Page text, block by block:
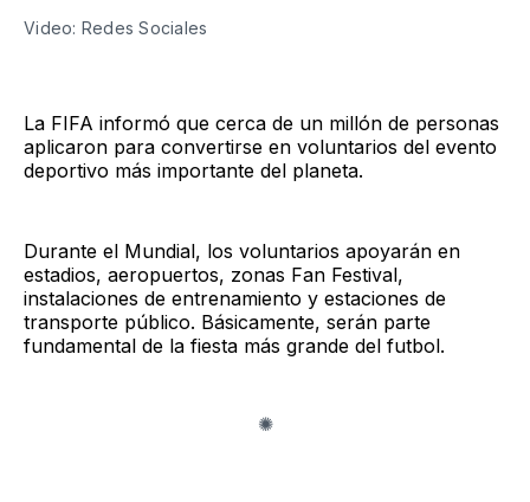
Video: Redes Sociales
La FIFA informó que cerca de un millón de personas
aplicaron para convertirse en voluntarios del evento
deportivo más importante del planeta.
Durante el Mundial, los voluntarios apoyarán en
estadios, aeropuertos, zonas Fan Festival,
instalaciones de entrenamiento y estaciones de
transporte público. Básicamente, serán parte
fundamental de la fiesta más grande del futbol.